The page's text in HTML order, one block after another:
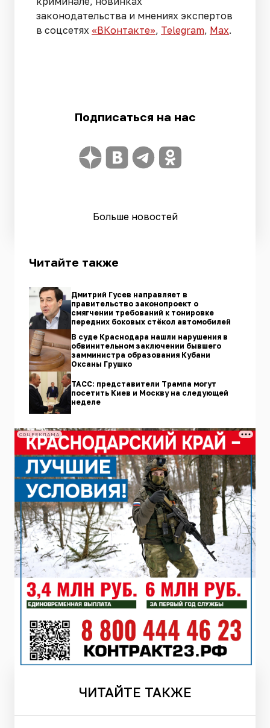
законодательства и мнениях экспертов
в соцсетях «ВКонтакте», Telegram, Мах.
Подписаться на нас
Больше новостей
Читайте также
Дмитрий Гусев направляет в
правительство законопроект о
смягчении требований к тонировке
передних боковых стёкол автомобилей
В суде Краснодара нашли нарушения в
обвинительном заключении бывшего
замминистра образования Кубани
Оксаны Грушко
ТАСС: представители Трампа могут
посетить Киев и Москву на следующей
неделе
СОЦРЕКЛАМА
ЧИТАЙТЕ ТАКЖЕ